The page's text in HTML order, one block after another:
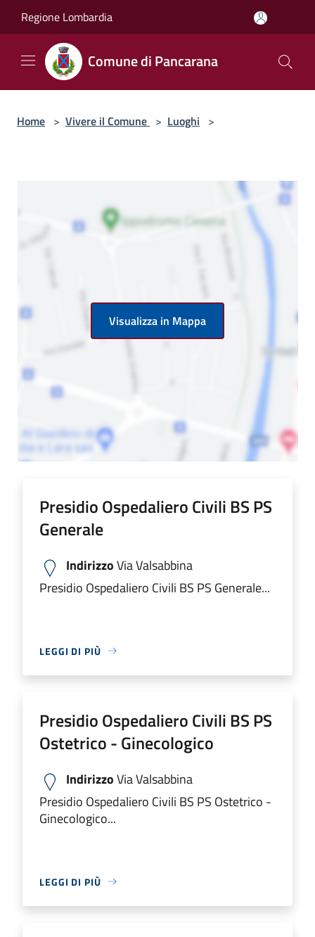
Regione Lombardia
Comune di Pancarana
Home > Vivere il Comune > Luoghi >
Visualizza in Mappa
Presidio Ospedaliero Civili BS PS
Generale
IndirizzoVia Valsabbina
Presidio Ospedaliero Civili BS PS Generale...
LEGGI DI PIÙ
Presidio Ospedaliero Civili BS PS
Ostetrico - Ginecologico
IndirizzoVia Valsabbina
Presidio Ospedaliero Civili BS PS Ostetrico -
Ginecologico...
LEGGI DI PIÙ